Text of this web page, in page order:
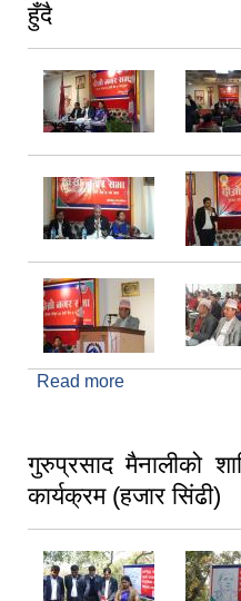
हुँदै
Read more
गुरुप्रसाद मैनालीको
कार्यक्रम (हजार सिंढी)